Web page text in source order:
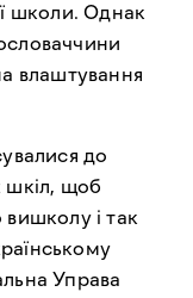
школи. Однак
влаштування
до
шкіл, щоб
вишколу і так
Управа